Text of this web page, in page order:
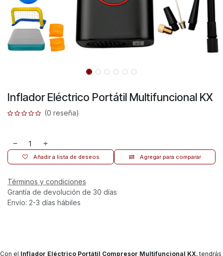
Inflador Eléctrico Portátil Multifuncional KX
(0 reseña)
Agregar para comparar
Añadir a lista de deseos
Términos y condiciones
Grantía de devolución de 30 días
Envío: 2-3 días hábiles
Con el Inflador Eléctrico Portátil Compresor Multifuncional KX, tendrás